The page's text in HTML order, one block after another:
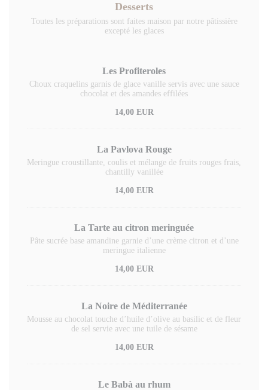
Desserts
Toutes les préparations sont faites maison par notre pâtissière
excepté les glaces
Les Profiteroles
Choux craquelins garnis de glace vanille servis avec une sauce
chocolat et des amandes effilées
14,00 EUR
La Pavlova Rouge
Meringue croustillante, coulis et mélange de fruits rouges frais,
chantilly vanillée
14,00 EUR
La Tarte au citron meringuée
Pâte sucrée base amandine garnie d’une crème citron et d’une
meringue italienne
14,00 EUR
La Noire de Méditerranée
Mousse au chocolat touche d’huile d’olive au basilic et de fleur
de sel servie avec une tuile de sésame
14,00 EUR
Le Babà au rhum